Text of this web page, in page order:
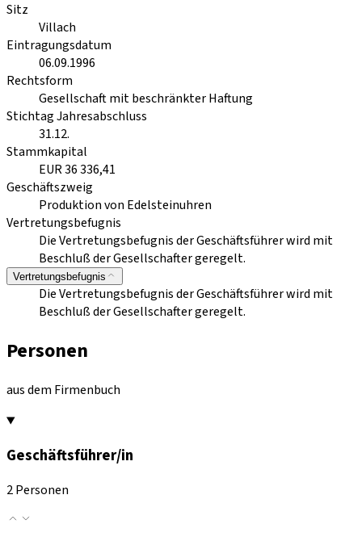
Sitz
Villach
Eintragungsdatum
06.09.1996
Rechtsform
Gesellschaft mit beschränkter Haftung
Stichtag Jahresabschluss
31.12.
Stammkapital
EUR 36 336,41
Geschäftszweig
Produktion von Edelsteinuhren
Vertretungsbefugnis
Die Vertretungsbefugnis der Geschäftsführer wird mit
Beschluß der Gesellschafter geregelt.
Vertretungsbefugnis
Die Vertretungsbefugnis der Geschäftsführer wird mit
Beschluß der Gesellschafter geregelt.
Personen
aus dem Firmenbuch
Geschäftsführer/in
2 Personen